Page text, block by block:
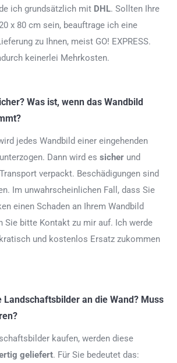
ich grundsätzlich mit DHL. Sollten Ihre
x 80 cm sein, beauftrage ich eine
zu Ihnen, meist GO! EXPRESS.
keinerlei Mehrkosten.
Was ist, wenn das Wandbild
jedes Wandbild einer eingehenden
unterzogen. Dann wird es sicher und
verpackt. Beschädigungen sind
Im unwahrscheinlichen Fall, dass Sie
einen Schaden an Ihrem Wandbild
Sie bitte Kontakt zu mir auf. Ich werde
und kostenlos Ersatz zukommen
Landschaftsbilder an die Wand? Muss
kaufen, werden diese
geliefert. Für Sie bedeutet das: